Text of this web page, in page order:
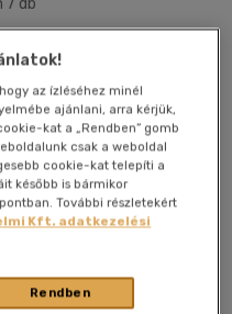
7 db
Varró Aladár Béla
az ízléséhez minél
ajánlani, arra kérjük,
kat a „Rendben” gomb
csak a weboldal
cookie-kat telepíti a
később is bármikor
További részletekért
Kft. adatkezelési
Rendben